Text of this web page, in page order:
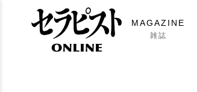
MAGAZINE
雑誌